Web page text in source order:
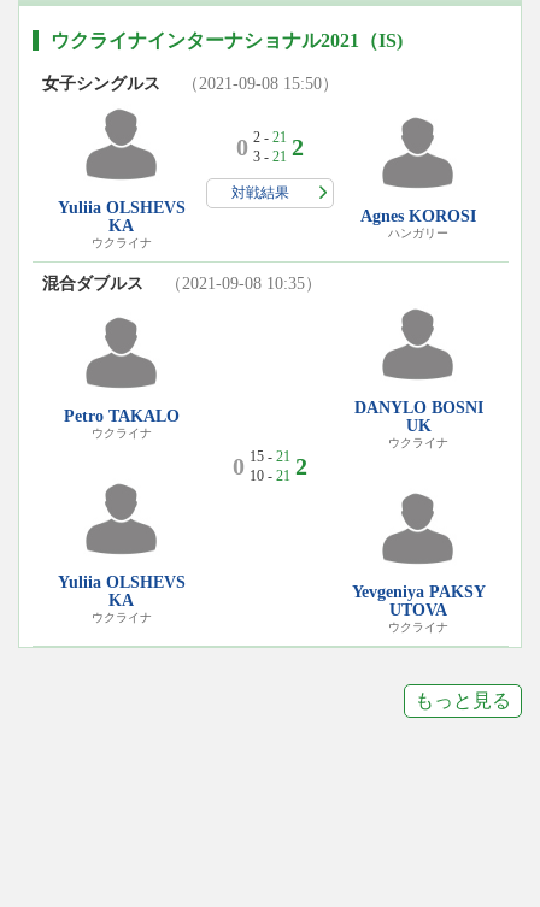
ウクライナインターナショナル2021（IS)
女子シングルス （2021-09-08 15:50）
Yuliia OLSHEVS
KA
ウクライナ
0 2 - 21
3 - 21 2
対戦結果
Agnes KOROSI
ハンガリー
混合ダブルス （2021-09-08 10:35）
Petro TAKALO
ウクライナ
Yuliia OLSHEVS
KA
ウクライナ
0 15 - 21
10 - 21 2
DANYLO BOSNI
UK
ウクライナ
Yevgeniya PAKSY
UTOVA
ウクライナ
もっと見る